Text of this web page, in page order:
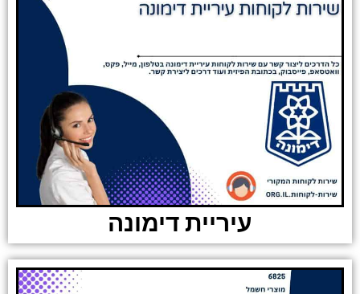
עיריית דימונה